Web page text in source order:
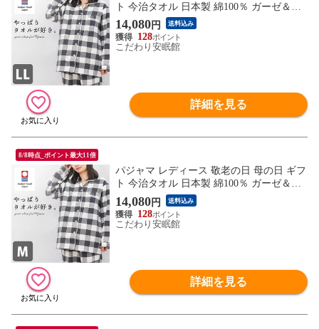
ト 今治タオル 日本製 綿100％ ガーゼ＆パ
イル 長袖 長ズボン ルームウエア 婦人パジ
ャマ（170B(LL)/大格子柄ネイビー）【A-Z
380LL32213NB】
14,080円 送料込み
128
こだわり安眠館
詳細を見る
8/8時点_ポイント最大11倍
パジャマ レディース 敬老の日 母の日 ギフ
ト 今治タオル 日本製 綿100％ ガーゼ＆パ
イル 長袖 長ズボン ルームウエア 婦人パジ
ャマ（160A(M)/大格子柄ネイビー）【A-Z3
80M32213NB】
14,080円 送料込み
128
こだわり安眠館
詳細を見る